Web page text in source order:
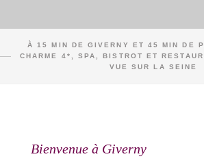
À 15 MIN DE GIVERNY ET 45 MIN DE
CHARME 4*, SPA, BISTROT ET
VUE SUR LA SEINE
Bienvenue à Giverny